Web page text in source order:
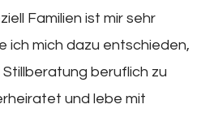
Familien ist mir sehr
ich mich dazu entschieden,
beruflich zu
und lebe mit